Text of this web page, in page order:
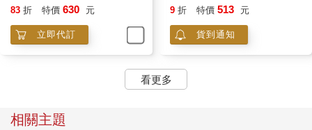
童繪本版)
83 折 特價 630 元
立即代訂
9 折 特價 513 元
貨到通知
看更多
相關主題